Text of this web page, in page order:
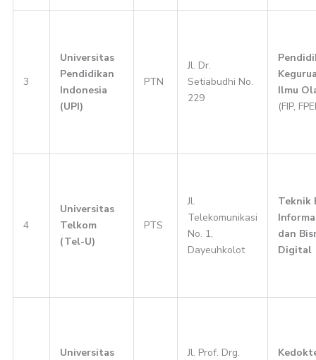
3
Universitas
Pendidikan
Indonesia
(UPI)
PTN
Jl. Dr.
Setiabudhi No.
229
Ilmu
(FIP,
4
Universitas
Telkom
(Tel-U)
PTS
Jl.
Telekomunikasi
No. 1,
Dayeuhkolot
Teknik
dan
Digital
Universitas
Jl. Prof. Drg.